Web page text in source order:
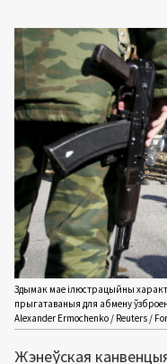
Здымак мае ілюстрацыйны
прыгатаваныя для абмену
Alexander Ermochenko / Reuters /
Жэнеўская